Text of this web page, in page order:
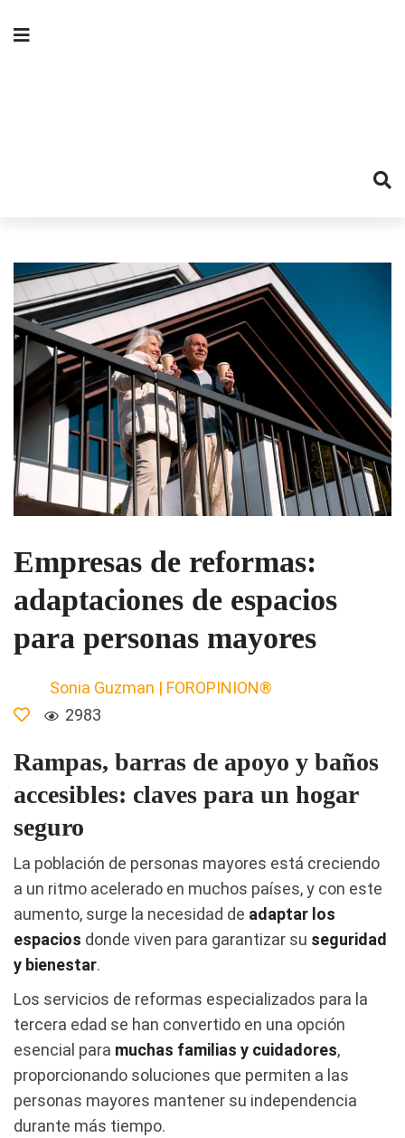
Empresas de reformas:
adaptaciones de espacios
para personas mayores
Sonia Guzman | FOROPINION®
2983
Rampas, barras de apoyo y baños
accesibles: claves para un hogar
seguro
La población de personas mayores está creciendo
a un ritmo acelerado en muchos países, y con este
aumento, surge la necesidad de adaptar los
espacios donde viven para garantizar su seguridad
y bienestar.
Los servicios de reformas especializados para la
tercera edad se han convertido en una opción
esencial para muchas familias y cuidadores,
proporcionando soluciones que permiten a las
personas mayores mantener su independencia
durante más tiempo.